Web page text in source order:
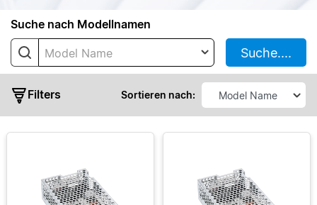
Suche nach Modellnamen
Model Name Suche....
Filters Sortieren nach:
IMA
MDS
ATX
MDS
MEB
Enclosed
standart